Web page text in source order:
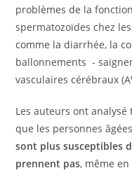
problèmes de la
spermatozoïdes chez
comme la diarrhée, la
ballonnements -
vasculaires cérébraux
Les auteurs ont
que les personnes
sont plus susceptibles
prennent pas, même